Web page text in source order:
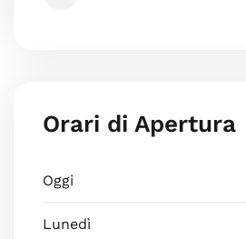
Orari di Apertura
Oggi
Lunedì